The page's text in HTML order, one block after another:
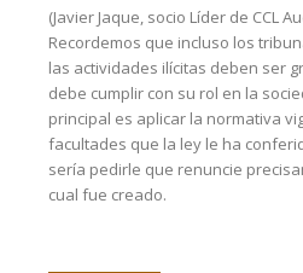
(Javier Jaque, socio Líder de CCL
Recordemos que incluso los
las actividades ilícitas deben ser
debe cumplir con su rol en la
principal es aplicar la normativa
facultades que la ley le ha
sería pedirle que renuncie
cual fue creado.